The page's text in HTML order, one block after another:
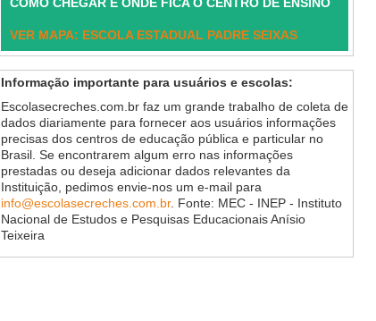
VER MAPA: ESCOLA ESTADUAL PADRE SEIXAS
Informação importante para usuários e escolas:
Escolasecreches.com.br faz um grande trabalho de coleta de
dados diariamente para fornecer aos usuários informações
precisas dos centros de educação pública e particular no
Brasil. Se encontrarem algum erro nas informações
prestadas ou deseja adicionar dados relevantes da
Instituição, pedimos envie-nos um e-mail para
info@escolasecreches.com.br. Fonte: MEC - INEP - Instituto
Nacional de Estudos e Pesquisas Educacionais Anísio
Teixeira